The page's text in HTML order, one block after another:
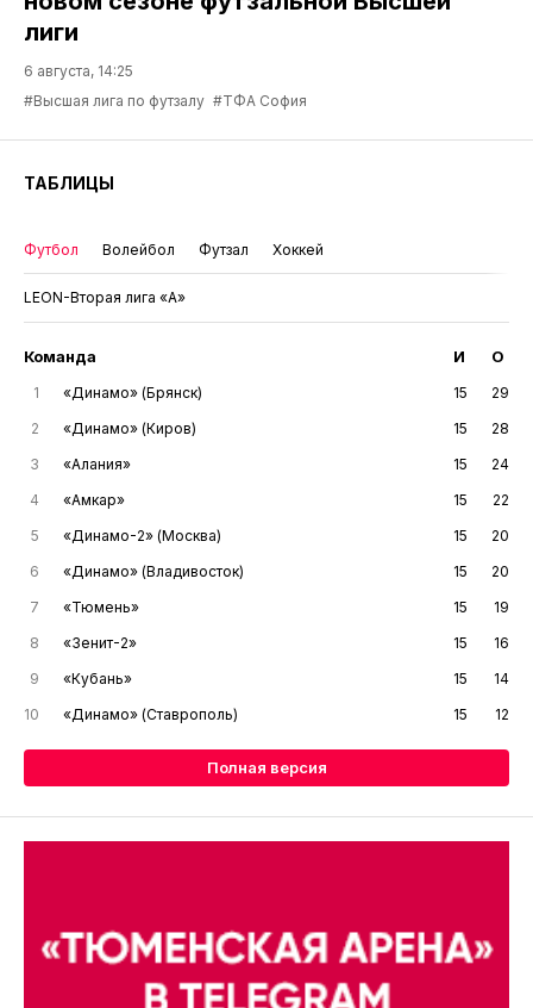
лиги
6 августа, 14:25
#Высшая лига по футзалу #ТФА София
ТАБЛИЦЫ
Футбол Волейбол Футзал Хоккей
LEON-Вторая лига «А»
Команда И О
1 «Динамо» (Брянск) 15
29
2
«Динамо» (Киров) 15
28
3
«Алания» 15
24
4
«Амкар» 15
22
5
«Динамо-2» (Москва) 15
20
6
«Динамо» (Владивосток) 15
20
7
«Тюмень» 15
19
8
«Зенит-2» 15
16
9
«Кубань» 15
14
10
«Динамо» (Ставрополь) 15 12
Полная версия